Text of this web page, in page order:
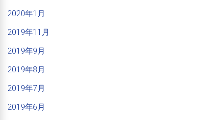
2020年1月
2019年11月
2019年9月
2019年8月
2019年7月
2019年6月